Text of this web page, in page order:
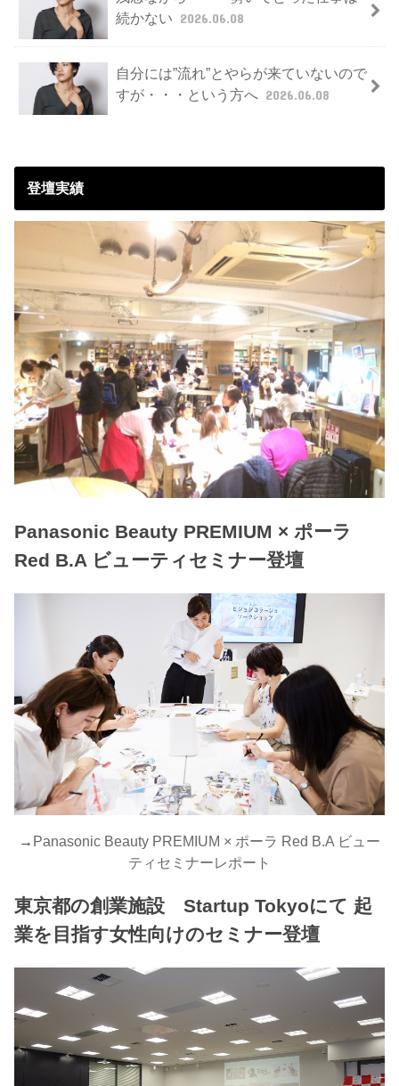
続かない 2026.06.08
自分には”流れ”とやらが来ていないので
すが・・・という方へ 2026.06.08
登壇実績
Panasonic Beauty PREMIUM × ポーラ
Red B.A ビューティセミナー登壇
→ Panasonic Beauty PREMIUM × ポーラ Red B.A ビュー
ティセミナーレポート
東京都の創業施設 Startup Tokyoにて 起
業を目指す女性向けのセミナー登壇